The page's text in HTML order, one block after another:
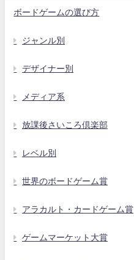
ボードゲームの選び方
ジャンル別
デザイナー別
メディア系
放課後さいころ倶楽部
レベル別
世界のボードゲーム賞
アラカルト・カードゲーム賞
ゲームマーケット大賞